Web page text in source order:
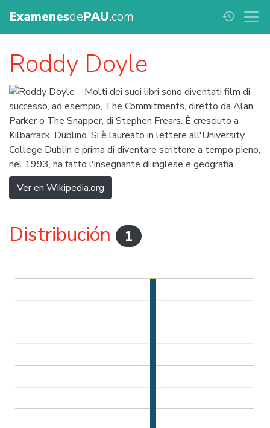
ExamenesdePAU.com history
Roddy Doyle
Molti dei suoi libri sono diventati film di
successo, ad esempio, The Commitments, diretto da Alan
Parker o The Snapper, di Stephen Frears. È cresciuto a
Kilbarrack, Dublino. Si è laureato in lettere all'University
College Dublin e prima di diventare scrittore a tempo pieno,
nel 1993, ha fatto l'insegnante di inglese e geografia.
Ver en Wikipedia.org
Distribución 1